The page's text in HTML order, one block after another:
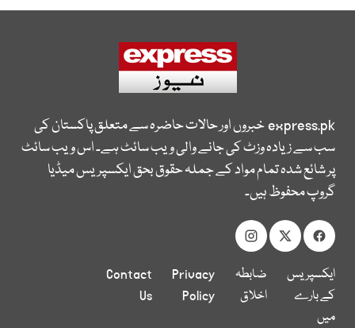
express.pkخبروں اور حالات حاضرہ سے متعلق پاکستان کی
سب سے زیادہ وزٹ کی جانے والی ویب سائٹ ہے۔ اس ویب سائٹ
پر شائع شدہ تمام مواد کے جملہ حقوق بحق ایکسپریس میڈیا
گروپ محفوظ ہیں۔
ایکسپریس
کے بارے
میں
ضابطہ
اخلاق
Privacy
Policy
Contact
Us